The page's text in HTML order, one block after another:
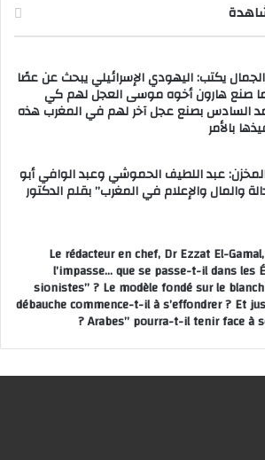
يكتب: اليهودي الإسرائيلي يبحث عن عصًا
صنع هارون أخوه موسى العجل لهم كي
السادس بصنع عجل آخر لهم في المغرب هذه
بالأمر
عبد اللطيف الحموشي وعبد الوافي أبو
والمال والإعلام في المغرب” بقلم الدكتور
Le rédacteur en chef, Dr Ezzat El-
l’impasse… que se passe-t-il dans les
sionistes” ? Le modèle fondé sur le
débauche commence-t-il à s’effondrer ? Et
Arabes” pourra-t-il tenir face à